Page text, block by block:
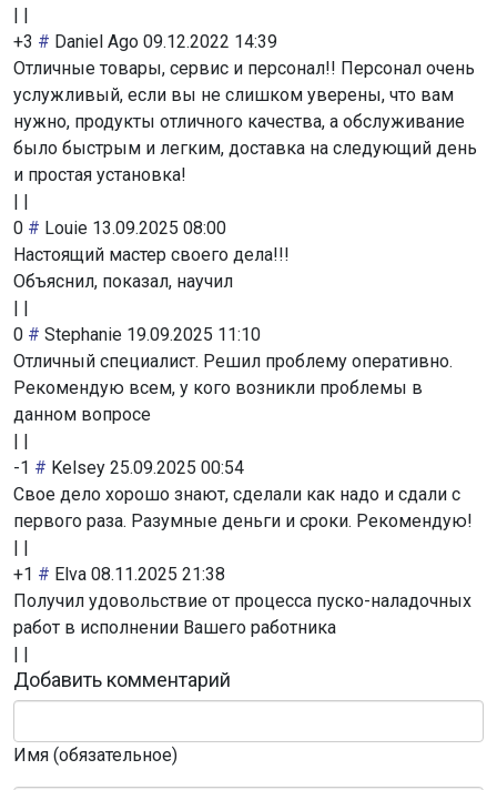
| |
+3 # Daniel Ago 09.12.2022 14:39
Отличные товары, сервис и персонал!! Персонал очень
услужливый, если вы не слишком уверены, что вам
нужно, продукты отличного качества, а обслуживание
было быстрым и легким, доставка на следующий день
и простая установка!
| |
0 # Louie 13.09.2025 08:00
Настоящий мастер своего дела!!!
Объяснил, показал, научил
| |
0 # Stephanie 19.09.2025 11:10
Отличный специалист. Решил проблему оперативно.
Рекомендую всем, у кого возникли проблемы в
данном вопросе
| |
-1 # Kelsey 25.09.2025 00:54
Свое дело хорошо знают, сделали как надо и сдали с
первого раза. Разумные деньги и сроки. Рекомендую!
| |
+1 # Elva 08.11.2025 21:38
Получил удовольствие от процесса пуско-наладочных
работ в исполнении Вашего работника
| |
Добавить комментарий
Имя (обязательное)